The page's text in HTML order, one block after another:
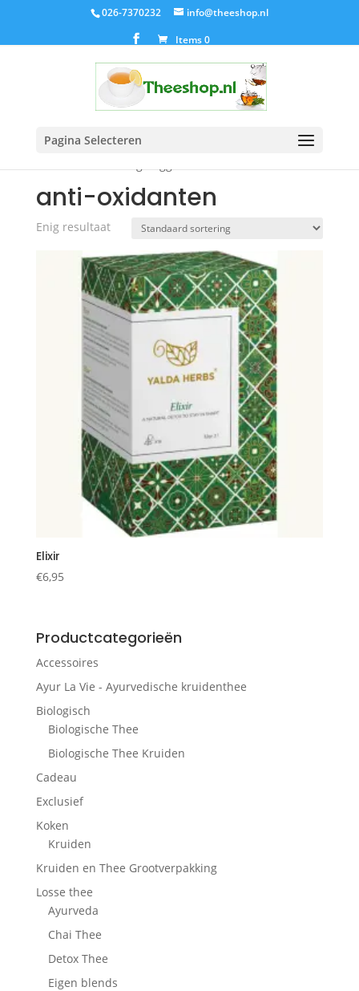
026-7370232
info@theeshop.nl
Items 0
Pagina Selecteren
anti-oxidanten
Enig resultaat
Elixir
€6,95
Productcategorieën
Accessoires
Ayur La Vie - Ayurvedische kruidenthee
Biologisch
Biologische Thee
Biologische Thee Kruiden
Cadeau
Exclusief
Koken
Kruiden
Kruiden en Thee Grootverpakking
Losse thee
Ayurveda
Chai Thee
Detox Thee
Eigen blends